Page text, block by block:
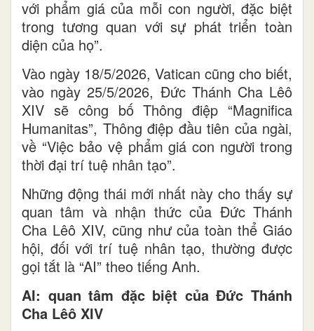
với phẩm giá của mỗi con người, đặc biệt
trong tương quan với sự phát triển toàn
diện của họ”.
Vào ngày 18/5/2026, Vatican cũng cho biết,
vào ngày 25/5/2026, Đức Thánh Cha Lêô
XIV sẽ công bố Thông điệp “Magnifica
Humanitas”, Thông điệp đầu tiên của ngài,
về “Việc bảo vệ phẩm giá con người trong
thời đại trí tuệ nhân tạo”.
Những động thái mới nhất này cho thấy sự
quan tâm và nhận thức của Đức Thánh
Cha Lêô XIV, cũng như của toàn thể Giáo
hội, đối với trí tuệ nhân tạo, thường được
gọi tắt là “AI” theo tiếng Anh.
AI: quan tâm đặc biệt của Đức Thánh
Cha Lêô XIV